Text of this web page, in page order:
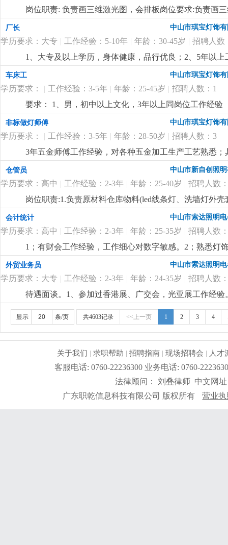
岗位职责: 负责画三维激光图，会排板岗位要求:负责画
厂长 中山市琪宝灯饰
学历要求：大专 | 工作经验：5-10年 | 年龄：30-45岁 | 招聘人数
1、大专及以上学历，身体健康，品行优良；2、5年以
达能力强，思维敏捷，员工激励手法熟练；4、有
定的培训能力，指导帮助下属成长经验丰富；更详细 ...
车床工 中山市琪宝灯饰
学历要求： | 工作经验：3-5年 | 年龄：25-45岁 | 招聘人数：1
要求： 1、男，初中以上文化，3年以上同岗位工作经
程灯饰厂工作经验优先。更详细...
非标做灯师傅 中山市琪宝灯饰
学历要求： | 工作经验：3-5年 | 年龄：28-50岁 | 招聘人数：3
3年五金师傅工作经验，对各种五金加工生产工艺熟悉
尽快想出解决方案。更详细...
仓管员 中山市新自创照
学历要求：高中 | 工作经验：2-3年 | 年龄：25-40岁 | 招聘人数
岗位职责:1.负责原材料仓库物料(led线条灯、洗墙灯外
盘点，保持数据准确性3.负责仓库物料进出单据整理录
会计统计 中山市索达照明
学历要求：高中 | 工作经验：2-3年 | 年龄：25-35岁 | 招聘人数
1；有财会工作经验，工作细心对数字敏感。2；熟悉灯
核算，懂看产品bom表。更详细...
外贸业务员 中山市索达照明
学历要求：大专 | 工作经验：2-3年 | 年龄：24-35岁 | 招聘人数
待遇面谈。1、参加过香港展、广交会，光亚展工作经
也有客户平台收入可观。更详细...
显示 条/页 共4603记录 <<上一页 1 2 3 4
关于我们 |求职帮助 |招聘指南 |现场招聘会 | 人才
客服电话: 0760-22236300 业务电话: 0760-
法律顾问： 刘叠律师 中文网
广东职乾信息科技有限公司 版权所有
营业